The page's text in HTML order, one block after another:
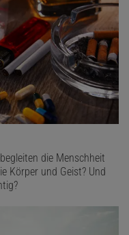
die Menschheit
Körper und Geist? Und